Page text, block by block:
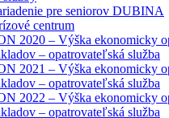
pre seniorov DUBINA
centrum
2020 – Výška ekonomicky
– opatrovateľská služba
2021 – Výška ekonomicky
– opatrovateľská služba
2022 – Výška ekonomicky
– opatrovateľská služba